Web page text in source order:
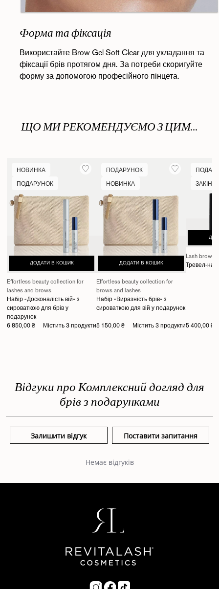
Форма та фіксація
Використайте Brow Gel Soft Clear для укладання та
фіксації брів протягом дня. За потреби скоригуйте
форму за допомогою професійного пінцета.
ЩО МИ РЕКОМЕНДУЄМО З ЦИМ...
НОВИНКА
ПОДАРУНОК
ДОДАТИ В КОШИК
Effortless beauty collection for
lashes and brows
Набір «Досконалість вій» з
сироваткою для брів у
подарунок
6 850,00 ₴
Містить 3 продукти
ПОДАРУНОК
НОВИНКА
ДОДАТИ В КОШИК
Effortless beauty collection for
brows and lashes
Набір «Виразність брів» з
сироваткою для вій у подарунок
5 150,00 ₴ Містить 3 продукти
Lash brow
Тревел-
5 400,00 ₴
Відгуки про Комплексний догляд для
брів з подарунками
Залишити відгук Поставити запитання
Немає відгуків